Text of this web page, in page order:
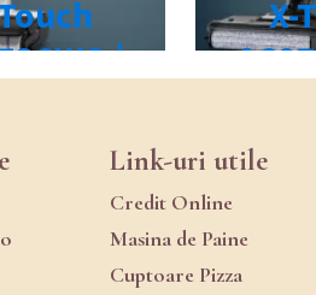
Link-uri utile
Credit Online
Masina de Paine
Cuptoare Pizza